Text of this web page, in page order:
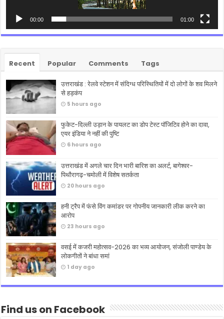
00:00 01:00
Recent Popular Comments Tags
उत्तराखंड : रेलवे स्टेशन में संदिग्ध परिस्थितियों में दो लोगों के शव मिलने
से हड़कंप
5 hours ago
फुकेट-दिल्ली उड़ान के पायलट का डोप टेस्ट पॉजिटिव होने का दावा,
एयर इंडिया ने नहीं की पुष्टि
6 hours ago
उत्तराखंड में अगले चार दिन भारी बारिश का अलर्ट, बागेश्वर-
पिथौरागढ़-चमोली में विशेष सतर्कता
20 hours ago
हनी ट्रैप में फंसे विंग कमांडर पर गोपनीय जानकारी लीक करने का
आरोप
23 hours ago
वसई में कजरी महोत्सव-2026 का भव्य आयोजन, संजोली पाण्डेय के
लोकगीतों ने बांधा समां
1 day ago
Find us on Facebook